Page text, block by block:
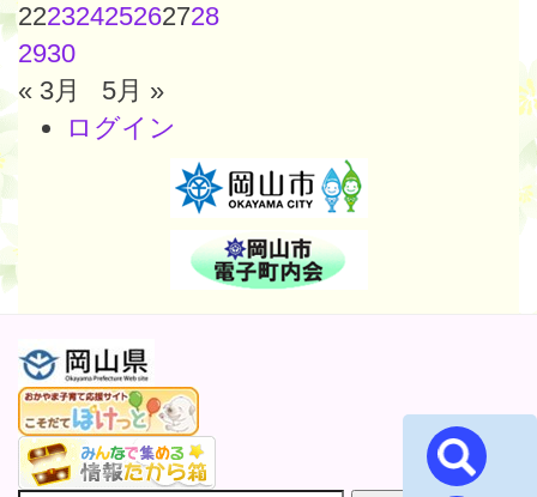
22232425262728
2930
« 3月
5月 »
ログイン